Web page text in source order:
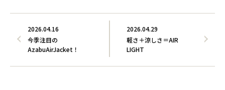
2026.04.29
軽さ＋涼しさ＝AIR
LIGHT
2026.04.16
今季注目の
AzabuAirJacket！